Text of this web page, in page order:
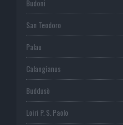
Budoni
San Teodoro
Palau
Calangianus
Buddusò
Loiri P. S. Paolo